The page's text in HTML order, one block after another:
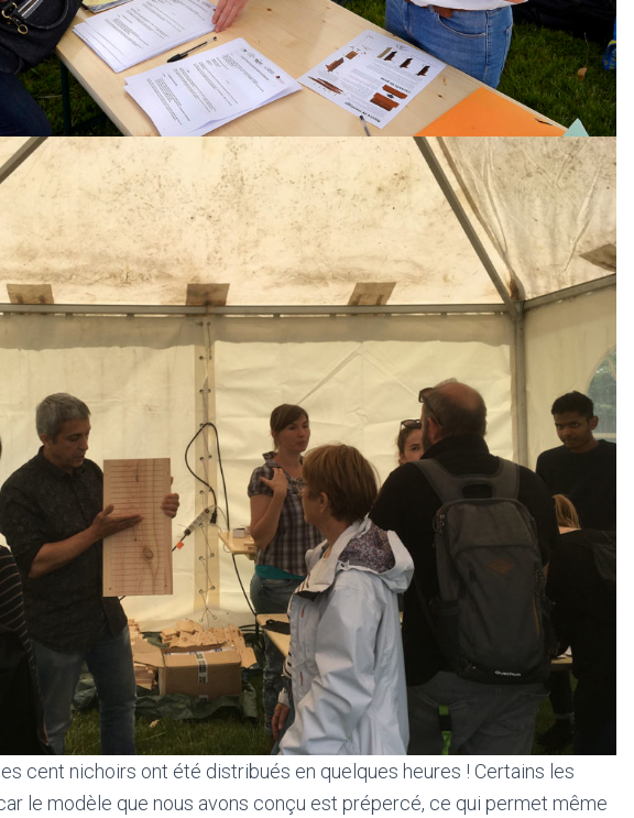
cent nichoirs ont été distribués en quelques heures ! Certains les
le modèle que nous avons conçu est prépercé, ce qui permet même